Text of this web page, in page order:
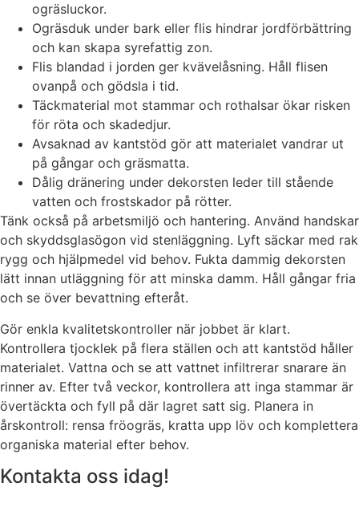
ogräsluckor.
Ogräsduk under bark eller flis hindrar jordförbättring
och kan skapa syrefattig zon.
Flis blandad i jorden ger kvävelåsning. Håll flisen
ovanpå och gödsla i tid.
Täckmaterial mot stammar och rothalsar ökar risken
för röta och skadedjur.
Avsaknad av kantstöd gör att materialet vandrar ut
på gångar och gräsmatta.
Dålig dränering under dekorsten leder till stående
vatten och frostskador på rötter.
Tänk också på arbetsmiljö och hantering. Använd handskar
och skyddsglasögon vid stenläggning. Lyft säckar med rak
rygg och hjälpmedel vid behov. Fukta dammig dekorsten
lätt innan utläggning för att minska damm. Håll gångar fria
och se över bevattning efteråt.
Gör enkla kvalitetskontroller när jobbet är klart.
Kontrollera tjocklek på flera ställen och att kantstöd håller
materialet. Vattna och se att vattnet infiltrerar snarare än
rinner av. Efter två veckor, kontrollera att inga stammar är
övertäckta och fyll på där lagret satt sig. Planera in
årskontroll: rensa fröogräs, kratta upp löv och komplettera
organiska material efter behov.
Kontakta oss idag!